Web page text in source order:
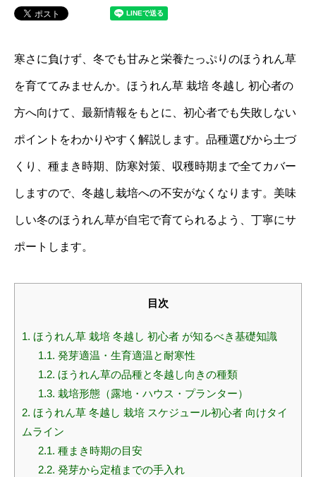
寒さに負けず、冬でも甘みと栄養たっぷりのほうれん草
を育ててみませんか。ほうれん草 栽培 冬越し 初心者の
方へ向けて、最新情報をもとに、初心者でも失敗しない
ポイントをわかりやすく解説します。品種選びから土づ
くり、種まき時期、防寒対策、収穫時期まで全てカバー
しますので、冬越し栽培への不安がなくなります。美味
しい冬のほうれん草が自宅で育てられるよう、丁寧にサ
ポートします。
目次
1. ほうれん草 栽培 冬越し 初心者 が知るべき基礎知識
1.1. 発芽適温・生育適温と耐寒性
1.2. ほうれん草の品種と冬越し向きの種類
1.3. 栽培形態（露地・ハウス・プランター）
2. ほうれん草 冬越し 栽培 スケジュール初心者 向けタイ
ムライン
2.1. 種まき時期の目安
2.2. 発芽から定植までの手入れ